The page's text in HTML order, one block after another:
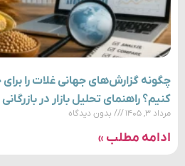
چگونه گزارش‌های جهانی غلات را
کنیم؟ راهنمای تحلیل بازار در
مرداد ۳, ۱۴۰۵ بدون دیدگاه
ادامه مطلب »